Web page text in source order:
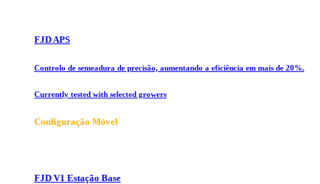
FJD APS
Controlo de semeadura de precisão, aumentando a eficiência em mais de 20%.
Currently tested with selected growers
Configuração Móvel
FJD V1 Estação Base